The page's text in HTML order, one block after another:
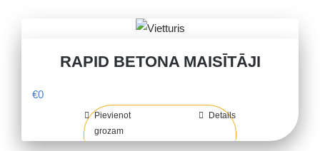
RAPID BETONA MAISĪTĀJI
€0
Pievienot
grozam
Details